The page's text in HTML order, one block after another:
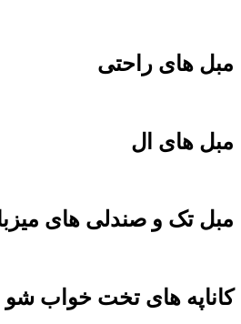
مبل های راحتی
مبل های ال
مبل تک و صندلی های
کاناپه های تخت خواب شو